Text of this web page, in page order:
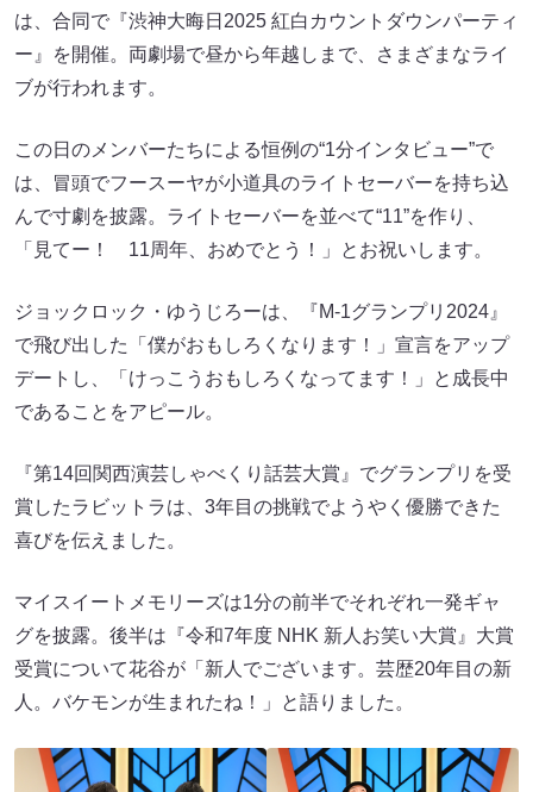
は、合同で『渋神大晦日2025 紅白カウントダウンパーティ
ー』を開催。両劇場で昼から年越しまで、さまざまなライ
ブが行われます。
この日のメンバーたちによる恒例の“1分インタビュー”で
は、冒頭でフースーヤが小道具のライトセーバーを持ち込
んで寸劇を披露。ライトセーバーを並べて“11”を作り、
「見てー！ 11周年、おめでとう！」とお祝いします。
ジョックロック・ゆうじろーは、『M-1グランプリ2024』
で飛び出した「僕がおもしろくなります！」宣言をアップ
デートし、「けっこうおもしろくなってます！」と成長中
であることをアピール。
『第14回関西演芸しゃべくり話芸大賞』でグランプリを受
賞したラビットラは、3年目の挑戦でようやく優勝できた
喜びを伝えました。
マイスイートメモリーズは1分の前半でそれぞれ一発ギャ
グを披露。後半は『令和7年度 NHK 新人お笑い大賞』大賞
受賞について花谷が「新人でございます。芸歴20年目の新
人。バケモンが生まれたね！」と語りました。